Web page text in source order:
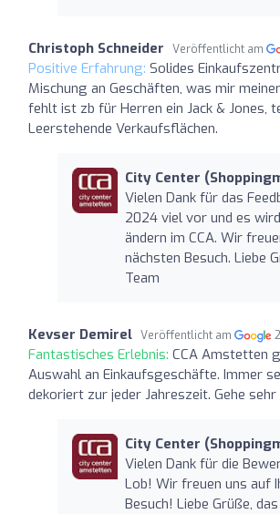
Christoph Schneider Veröffentlicht am
Positive Erfahrung: Solides
Mischung an Geschäften, was mir
fehlt ist zb für Herren ein Jack & Jones,
Leerstehende Verkaufsflächen.
City Center
Vielen Dank für das
2024 viel vor und es
ändern im CCA. Wir
nächsten Besuch. Liebe
Team
Kevser Demirel Veröffentlicht am
Fantastisches Erlebnis: CCA Amstetten
Auswahl an Einkaufsgeschäfte. Immer
dekoriert zur jeder Jahreszeit. Gehe
City Center
Vielen Dank für die
Lob! Wir freuen uns auf
Besuch! Liebe Grüße,